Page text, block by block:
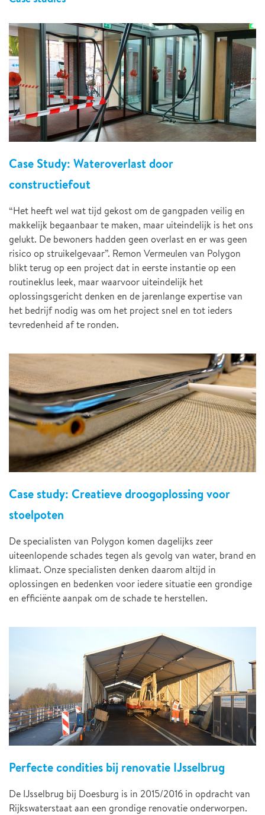
Case Study: Wateroverlast door
constructiefout
“Het heeft wel wat tijd gekost om de gangpaden veilig en
makkelijk begaanbaar te maken, maar uiteindelijk is het ons
gelukt. De bewoners hadden geen overlast en er was geen
risico op struikelgevaar”. Remon Vermeulen van Polygon
blikt terug op een project dat in eerste instantie op een
routineklus leek, maar waarvoor uiteindelijk het
oplossingsgericht denken en de jarenlange expertise van
het bedrijf nodig was om het project snel en tot ieders
tevredenheid af te ronden.
Case study: Creatieve droogoplossing voor
stoelpoten
De specialisten van Polygon komen dagelijks zeer
uiteenlopende schades tegen als gevolg van water, brand en
klimaat. Onze specialisten denken daarom altijd in
oplossingen en bedenken voor iedere situatie een grondige
en efficiënte aanpak om de schade te herstellen.
Perfecte condities bij renovatie IJsselbrug
De IJsselbrug bij Doesburg is in 2015/2016 in opdracht van
Rijkswaterstaat aan een grondige renovatie onderworpen.